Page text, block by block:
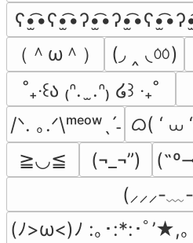
（＾ω＾）
(◞ ‸ ◟ㆀ)
˚₊‧꒰ა ₍ᐢ.  ̫.ᐢ₎ ໒꒱ ‧₊˚
/ᐠ. ｡.ᐟ\ᵐᵉᵒʷˎˊ˗ ᜊ( ‘ ⩊
≧◡≦
(¬_¬”)
(⸝⸝⸝-
(ﾉ>ω<)ﾉ :｡･:*:･ﾟ’★,